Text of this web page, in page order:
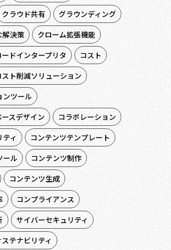
クラウド共有
グラウンディング
解決策
クローム拡張機能
ードインタープリタ
コスト
スト削減ソリューション
ンツール
スデザイン
コラボレーション
ィ
コンテンツテンプレート
ール
コンテンツ制作
コンテンツ生成
コンプライアンス
サイバーセキュリティ
テナビリティ